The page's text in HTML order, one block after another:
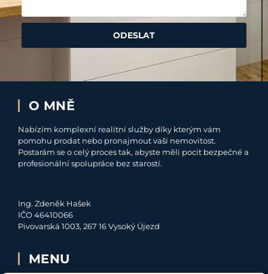
ODESLAT
O MNĚ
Nabízím komplexní realitní služby díky kterým vám
pomohu prodat nebo pronajmout vaši nemovitost.
Postarám se o celý proces tak, abyste měli pocit bezpečné a
profesionální spolupráce bez starostí.
Ing. Zdeněk Hašek
IČO 46410066
Pivovarská 1003, 267 16 Vysoký Újezd
MENU